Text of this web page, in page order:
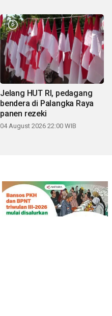
Jelang HUT RI, pedagang
bendera di Palangka Raya
panen rezeki
04 August 2026 22:00 WIB